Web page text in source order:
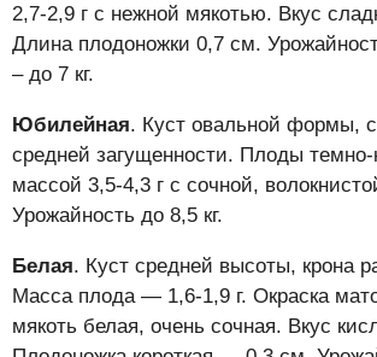
2,7-2,9 г с нежной мякотью. Вкус
Длина плодоножки 0,7 см.
– до 7 кг.
Юбилейная. Куст овальной формы,
средней загущенности. Плоды темно-
массой 3,5-4,3 г с сочной,
Урожайность до 8,5 кг.
Белая. Куст средней высоты, крона
Масса плода — 1,6-1,9 г. Окраска
мякоть белая, очень сочная. Вкус